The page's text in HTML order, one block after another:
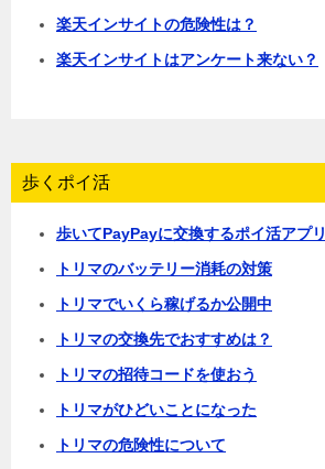
楽天インサイトの危険性は？
楽天インサイトはアンケート来ない？
歩くポイ活
歩いてPayPayに交換するポイ活アプリ
トリマのバッテリー消耗の対策
トリマでいくら稼げるか公開中
トリマの交換先でおすすめは？
トリマの招待コードを使おう
トリマがひどいことになった
トリマの危険性について